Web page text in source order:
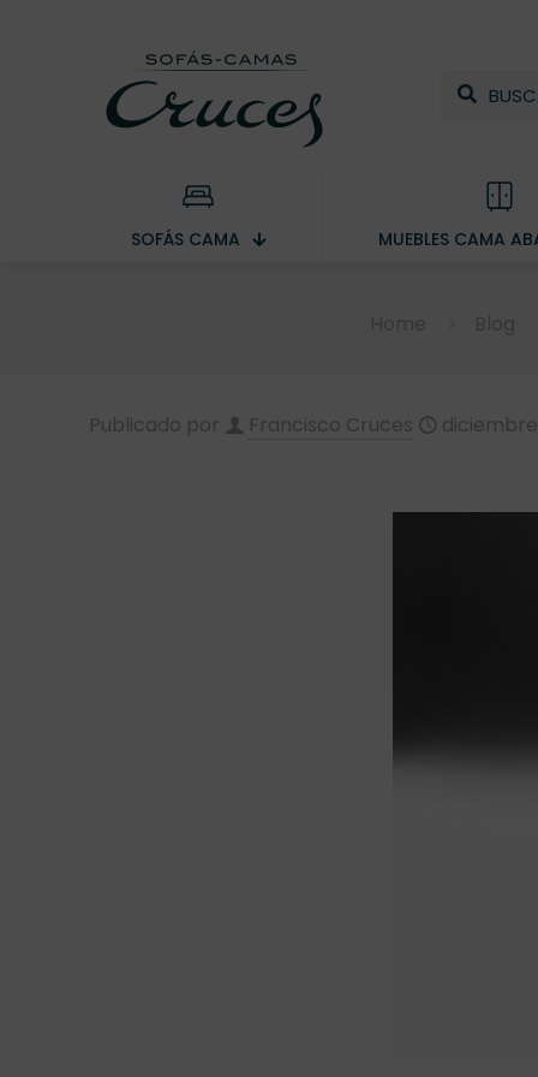
SOFÁS CAMA MUEBLES CAMA
Publicado por Francisco Cruces diciembre